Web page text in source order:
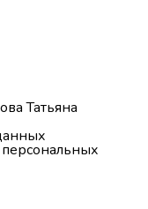
Татьяна
персональных